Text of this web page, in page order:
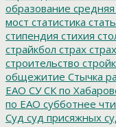
образование
мост статистика
стипендия стихия
страйкбол страх
строительство
общежитие Стычка
ЕАО СУ СК по
по ЕАО субботнее
Суд суд присяжных